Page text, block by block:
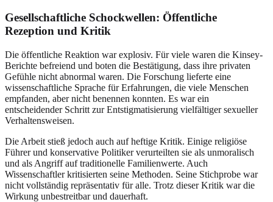
Gesellschaftliche Schockwellen: Öffentliche
Rezeption und Kritik
Die öffentliche Reaktion war explosiv. Für viele waren die Kinsey-
Berichte befreiend und boten die Bestätigung, dass ihre privaten
Gefühle nicht abnormal waren. Die Forschung lieferte eine
wissenschaftliche Sprache für Erfahrungen, die viele Menschen
empfanden, aber nicht benennen konnten. Es war ein
entscheidender Schritt zur Entstigmatisierung vielfältiger sexueller
Verhaltensweisen.
Die Arbeit stieß jedoch auch auf heftige Kritik. Einige religiöse
Führer und konservative Politiker verurteilten sie als unmoralisch
und als Angriff auf traditionelle Familienwerte. Auch
Wissenschaftler kritisierten seine Methoden. Seine Stichprobe war
nicht vollständig repräsentativ für alle. Trotz dieser Kritik war die
Wirkung unbestreitbar und dauerhaft.